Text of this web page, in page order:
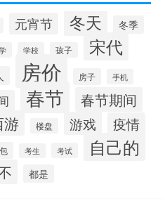
元宵节 冬天 冬季
学校 孩子 宋代
房价 房子 手机
春节 春节期间
楼盘 游戏 疫情
考生 考试 自己的
都是